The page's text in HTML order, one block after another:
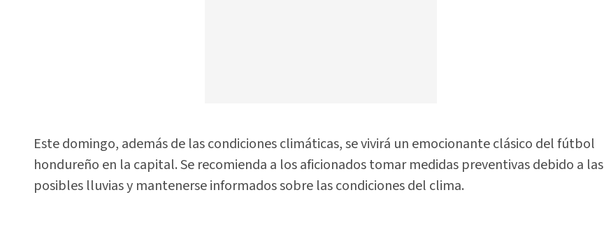
Este domingo, además de las condiciones climáticas, se vivirá un emocionante clásico del fútbol
hondureño en la capital. Se recomienda a los aficionados tomar medidas preventivas debido a las
posibles lluvias y mantenerse informados sobre las condiciones del clima.